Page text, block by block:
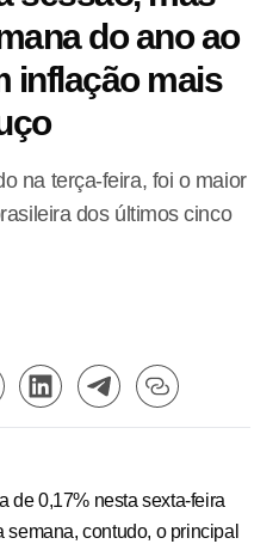
do ano ao
inflação mais
na terça-feira, foi o maior
dos últimos cinco
de 0,17% nesta sexta-feira
contudo, o principal